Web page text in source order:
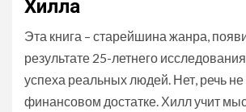
Хилла
Эта книга – старейшина жанра,
результате 25-летнего
успеха реальных людей. Нет, речь не
финансовом достатке. Хилл учит